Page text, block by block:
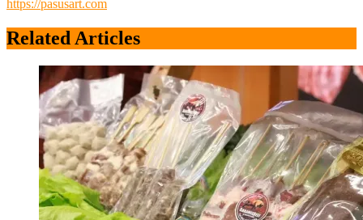
https://pasusart.com
Related Articles